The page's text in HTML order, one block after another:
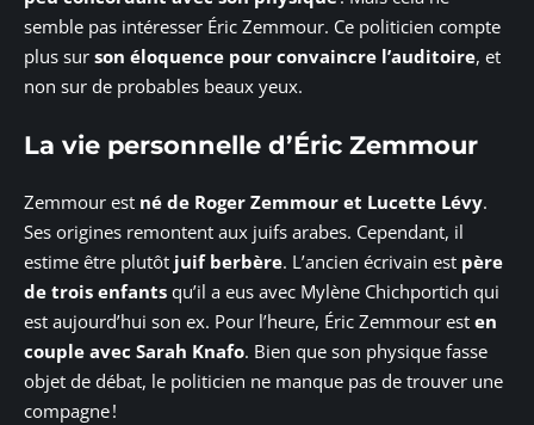
semble pas intéresser Éric Zemmour. Ce politicien compte
plus sur son éloquence pour convaincre l’auditoire, et
non sur de probables beaux yeux.
La vie personnelle d’Éric Zemmour
Zemmour est né de Roger Zemmour et Lucette Lévy.
Ses origines remontent aux juifs arabes. Cependant, il
estime être plutôt juif berbère. L’ancien écrivain est père
de trois enfants qu’il a eus avec Mylène Chichportich qui
est aujourd’hui son ex. Pour l’heure, Éric Zemmour est en
couple avec Sarah Knafo. Bien que son physique fasse
objet de débat, le politicien ne manque pas de trouver une
compagne !